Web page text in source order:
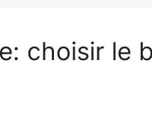
choisir le